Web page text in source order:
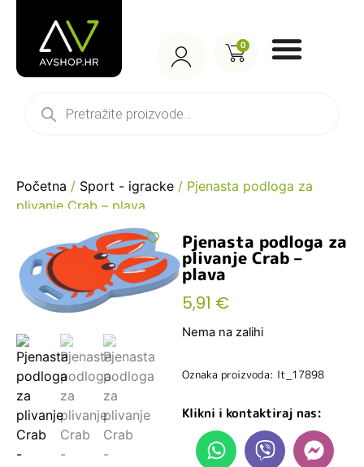
0
Početna / Sport - igracke / Pjenasta podloga za
plivanje Crab – plava
Pjenasta podloga za
plivanje Crab –
plava
5,91 €
Nema na zalihi
Oznaka proizvoda: lt_17898
Klikni i kontaktiraj nas: